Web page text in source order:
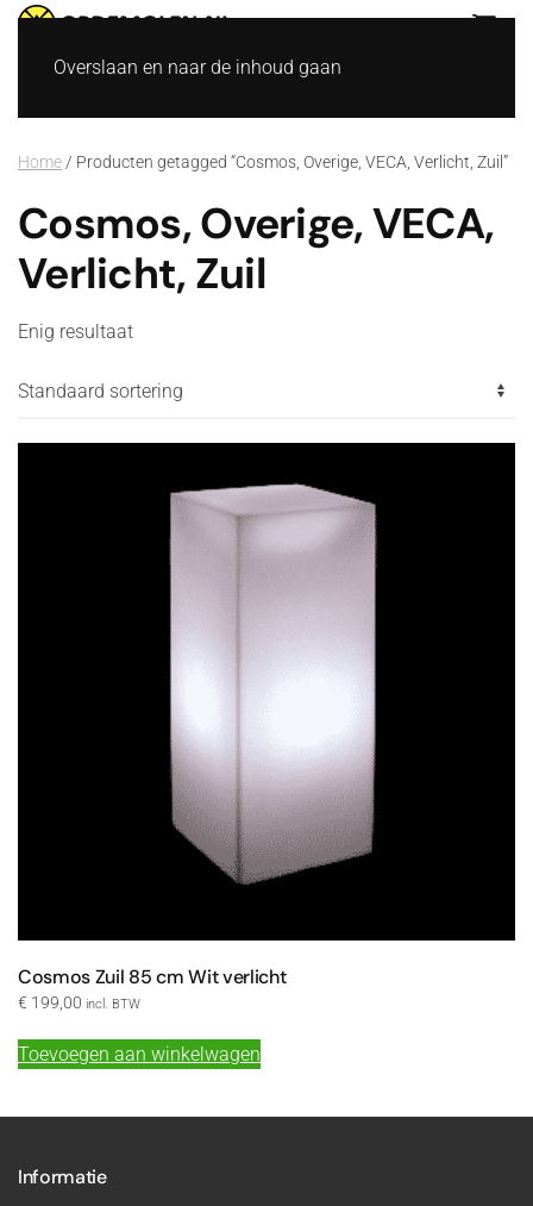
Overslaan en naar de inhoud gaan
Home / Producten getagged “Cosmos, Overige, VECA, Verlicht, Zuil”
Cosmos, Overige, VECA,
Verlicht, Zuil
Enig resultaat
Cosmos Zuil 85 cm Wit verlicht
€ 199,00 incl. BTW
Toevoegen aan winkelwagen
Informatie